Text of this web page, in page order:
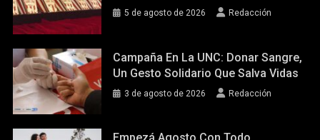
5 de agosto de 2026 Redacción
Campaña En La UNC: Donar Sangre,
Un Gesto Solidario Que Salva Vidas
3 de agosto de 2026 Redacción